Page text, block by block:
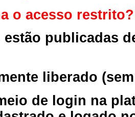
o acesso restrito?
publicadas
liberado
de login na